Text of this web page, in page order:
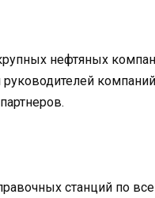
нефтяных
станций по